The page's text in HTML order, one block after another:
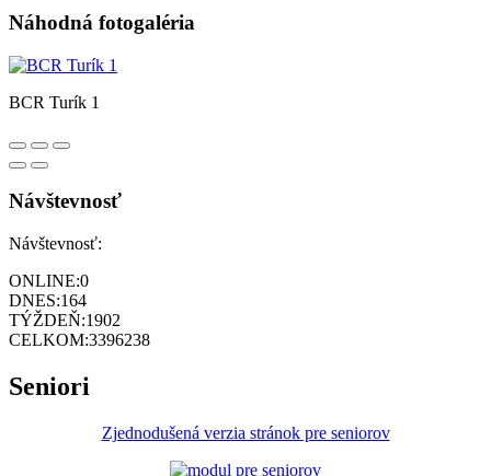
Náhodná fotogaléria
BCR Turík 1
Návštevnosť
Návštevnosť:
ONLINE:0
DNES:164
TÝŽDEŇ:1902
CELKOM:3396238
Seniori
Zjednodušená verzia stránok pre seniorov